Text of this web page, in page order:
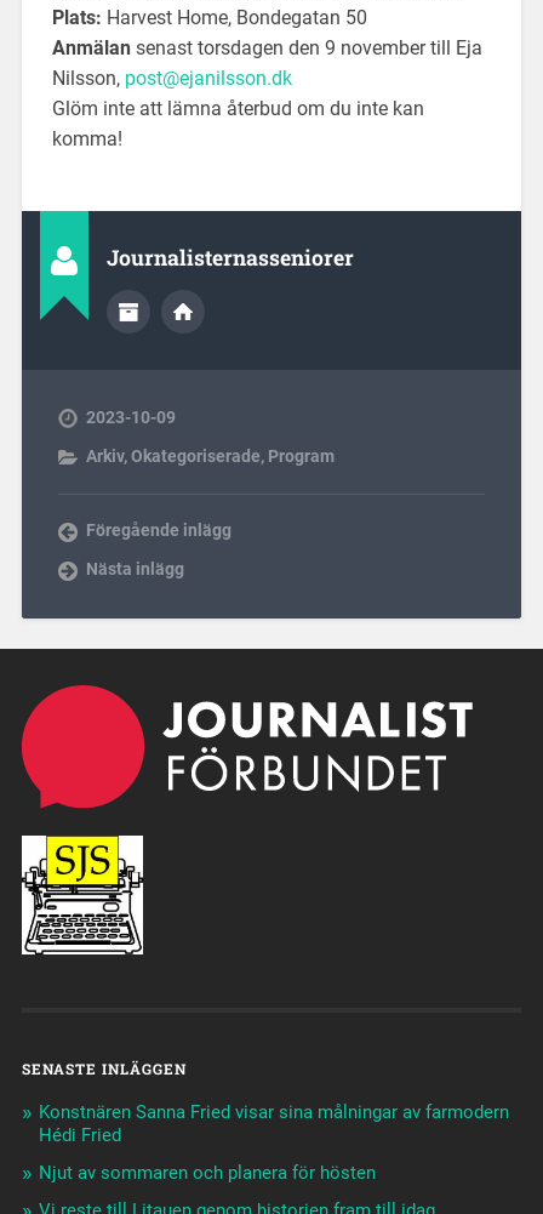
Plats: Harvest Home, Bondegatan 50
Anmälansenast torsdagen den 9 november till Eja
Nilsson, post@ejanilsson.dk
Glöm inte att lämna återbud om du inte kan
komma!
Journalisternasseniorer
2023-10-09
Arkiv,Okategoriserade, Program
Föregående inlägg
Nästa inlägg
SENASTE INLÄGGEN
Konstnären Sanna Fried visar sina målningar av farmodern
Hédi Fried
Njut av sommaren och planera för hösten